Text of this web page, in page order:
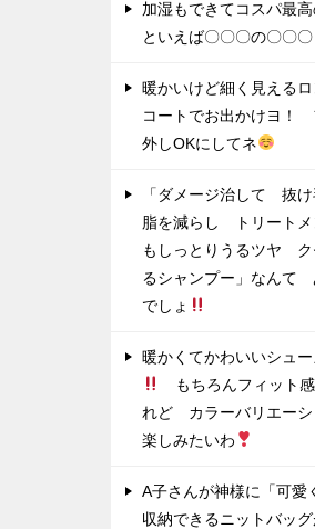
加湿もできてコスパ最
といえば〇〇〇の〇〇〇
暖かいけど細く見える
コートでお出かけヨ！
外しOKにしてネ
「ダメージ治して 抜
脂を減らし トリートメ
もしっとりうるツヤ ク
るシャンプー」なんて
でしょ
暖かくてかわいいシュ
もちろんフィット
れど カラーバリエーシ
楽しみたいわ
A子さんが神様に「可愛
収納できるニットバッ